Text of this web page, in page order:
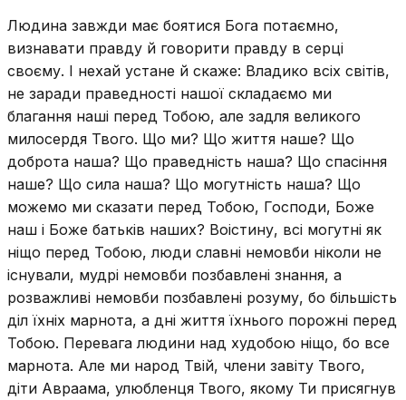
Людина завжди має боятися Бога потаємно,
визнавати правду й говорити правду в серці
своєму. І нехай устане й скаже: Владико всіх світів,
не заради праведності нашої складаємо ми
благання наші перед Тобою, але задля великого
милосердя Твого. Що ми? Що життя наше? Що
доброта наша? Що праведність наша? Що спасіння
наше? Що сила наша? Що могутність наша? Що
можемо ми сказати перед Тобою, Господи, Боже
наш і Боже батьків наших? Воістину, всі могутні як
ніщо перед Тобою, люди славні немовби ніколи не
існували, мудрі немовби позбавлені знання, а
розважливі немовби позбавлені розуму, бо більшість
діл їхніх марнота, а дні життя їхнього порожні перед
Тобою. Перевага людини над худобою ніщо, бо все
марнота. Але ми народ Твій, члени завіту Твого,
діти Авраама, улюбленця Твого, якому Ти присягнув